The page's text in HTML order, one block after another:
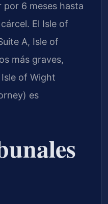
por 6 meses hasta
El Isle of
A, Isle of
más graves,
of Wight
es